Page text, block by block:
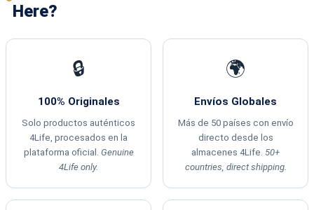
Here?
🔒
100% Originales
Solo productos auténticos
4Life, procesados en la
plataforma oficial. Genuine
4Life only.
🌍
Envíos Globales
Más de 50 países con envío
directo desde los
almacenes 4Life. 50+
countries, direct shipping.